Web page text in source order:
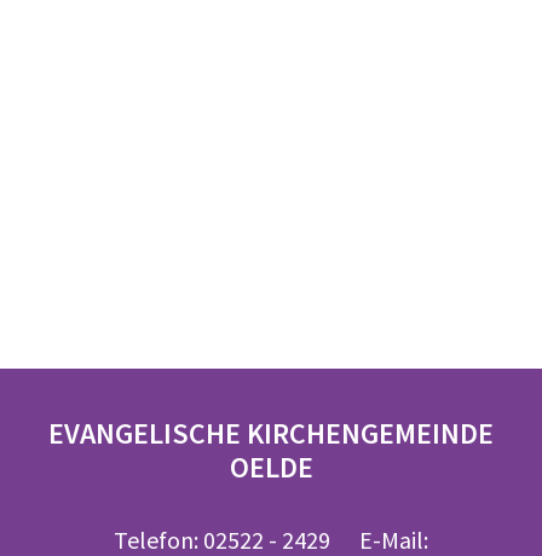
EVANGELISCHE KIRCHENGEMEINDE
OELDE
Telefon: 02522 - 2429 E-Mail: